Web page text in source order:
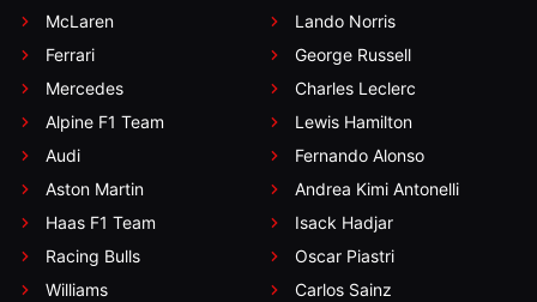
McLaren
Ferrari
Mercedes
Alpine F1 Team
Audi
Aston Martin
Haas F1 Team
Racing Bulls
Williams
Lando Norris
George Russell
Charles Leclerc
Lewis Hamilton
Fernando Alonso
Andrea Kimi Antonelli
Isack Hadjar
Oscar Piastri
Carlos Sainz